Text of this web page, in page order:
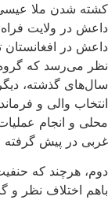
کشته شدن ملا
داعش در ولایت
داعش در
نظر می‌رسد که گروه
سال‌های گذشته،
انتخاب والی و
محلی و انجام
غربی در پیش
دوم، هرچند که
باهم اختلاف نظر و